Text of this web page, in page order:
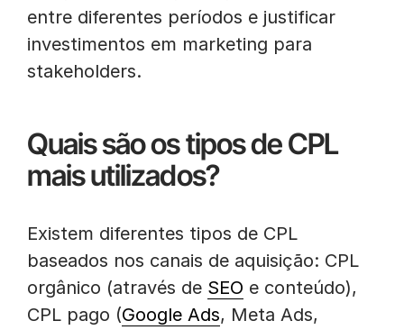
entre diferentes períodos e justificar
investimentos em marketing para
stakeholders.
Quais são os tipos de CPL
mais utilizados?
Existem diferentes tipos de CPL
baseados nos canais de aquisição: CPL
orgânico (através de SEO e conteúdo),
CPL pago (Google Ads, Meta Ads,